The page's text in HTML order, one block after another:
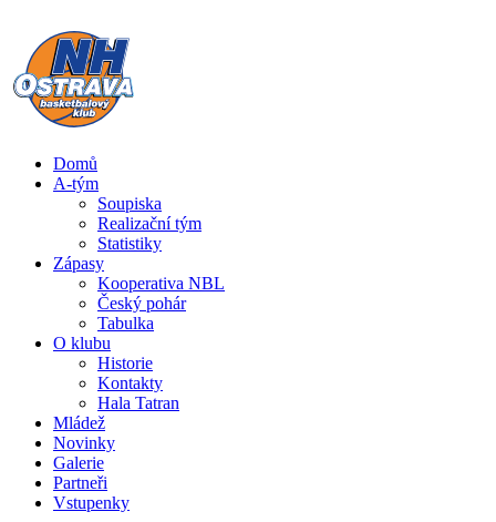
Domů
A-tým
Soupiska
Realizační tým
Statistiky
Zápasy
Kooperativa NBL
Český pohár
Tabulka
O klubu
Historie
Kontakty
Hala Tatran
Mládež
Novinky
Galerie
Partneři
Vstupenky